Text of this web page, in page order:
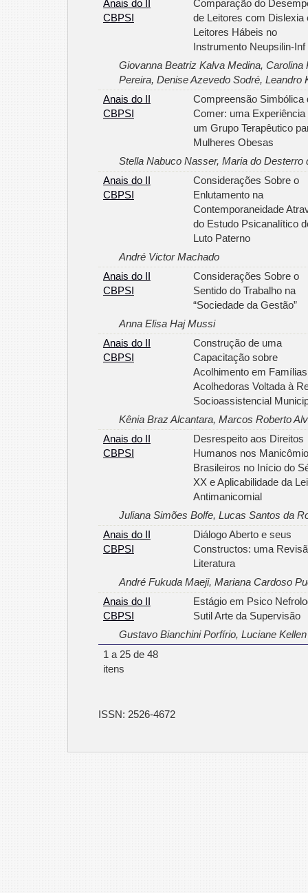
Anais do II
CBPSI
Comparação do
de Leitores com Dislexia
Leitores Hábeis no
Instrumento Neupsilin-Inf
Giovanna Beatriz Kalva Medina, Carolina
Pereira, Denise Azevedo Sodré, Leandro
Anais do II
CBPSI
Compreensão Simbólica
Comer: uma Experiência
um Grupo Terapêutico
Mulheres Obesas
Stella Nabuco Nasser, Maria do Desterro
Anais do II
CBPSI
Considerações Sobre o
Enlutamento na
Contemporaneidade
do Estudo Psicanalítico
Luto Paterno
André Victor Machado
Anais do II
CBPSI
Considerações Sobre o
Sentido do Trabalho na
“Sociedade da Gestão”
Anna Elisa Haj Mussi
Anais do II
CBPSI
Construção de uma
Capacitação sobre
Acolhimento em Famílias
Acolhedoras Voltada à
Socioassistencial
Kênia Braz Alcantara, Marcos Roberto
Anais do II
CBPSI
Desrespeito aos Direitos
Humanos nos
Brasileiros no Início do
XX e Aplicabilidade da Lei
Antimanicomial
Juliana Simões Bolfe, Lucas Santos da
Anais do II
CBPSI
Diálogo Aberto e seus
Constructos: uma
Literatura
André Fukuda Maeji, Mariana Cardoso
Anais do II
CBPSI
Estágio em Psico
Sutil Arte da Supervisão
Gustavo Bianchini Porfírio, Luciane
1 a 25 de 48
itens
ISSN: 2526-4672